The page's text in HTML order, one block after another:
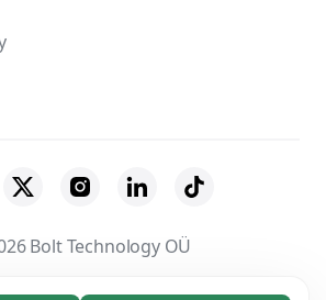
Bolt Technology OÜ